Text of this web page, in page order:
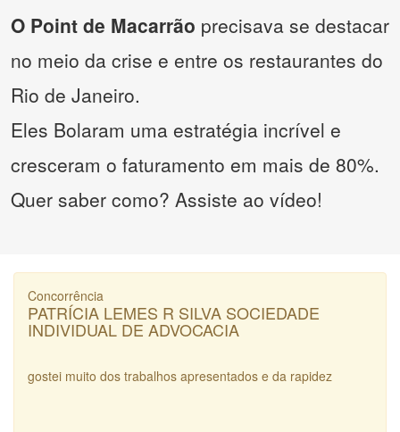
O Point de Macarrão precisava se destacar
no meio da crise e entre os restaurantes do
Rio de Janeiro.
Eles Bolaram uma estratégia incrível e
cresceram o faturamento em mais de 80%.
Quer saber como? Assiste ao vídeo!
Concorrência
PATRÍCIA LEMES R SILVA SOCIEDADE
INDIVIDUAL DE ADVOCACIA
gostei muito dos trabalhos apresentados e da rapidez